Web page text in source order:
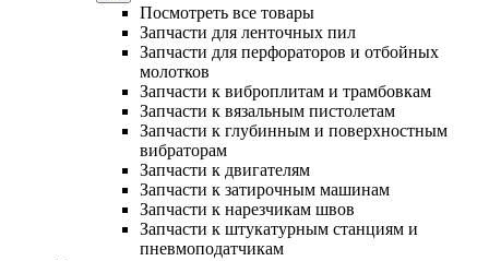
Посмотреть все товары
Запчасти для ленточных пил
Запчасти для перфораторов и отбойных
молотков
Запчасти к виброплитам и трамбовкам
Запчасти к вязальным пистолетам
Запчасти к глубинным и поверхностным
вибраторам
Запчасти к двигателям
Запчасти к затирочным машинам
Запчасти к нарезчикам швов
Запчасти к штукатурным станциям и
пневмоподатчикам